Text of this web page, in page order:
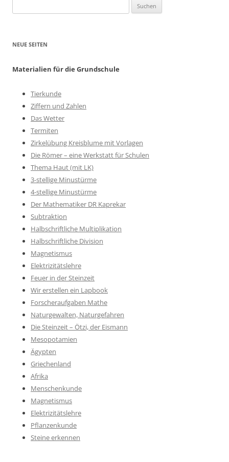
nach:
NEUE SEITEN
Materialien für die Grundschule
Tierkunde
Ziffern und Zahlen
Das Wetter
Termiten
Zirkelübung Kreisblume mit Vorlagen
Die Römer – eine Werkstatt für Schulen
Thema Haut (mit LK)
3-stellige Minustürme
4-stellige Minustürme
Der Mathematiker DR Kaprekar
Subtraktion
Halbschriftliche Multiplikation
Halbschriftliche Division
Magnetismus
Elektrizitätslehre
Feuer in der Steinzeit
Wir erstellen ein Lapbook
Forscheraufgaben Mathe
Naturgewalten, Naturgefahren
Die Steinzeit – Ötzi, der Eismann
Mesopotamien
Ägypten
Griechenland
Afrika
Menschenkunde
Magnetismus
Elektrizitätslehre
Pflanzenkunde
Steine erkennen